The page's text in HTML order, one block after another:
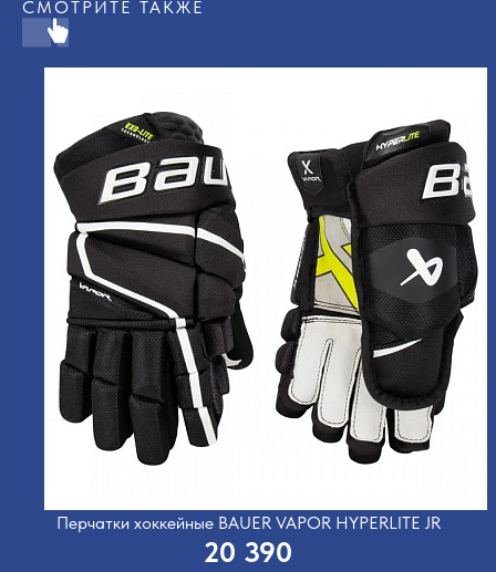
СМОТРИТЕ ТАКЖЕ
Перчатки хоккейные BAUER VAPOR HYPERLITE JR
20 390